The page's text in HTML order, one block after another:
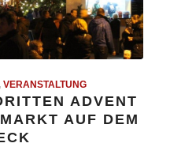
VERANSTALTUNG
ADVENT
AUF DEM